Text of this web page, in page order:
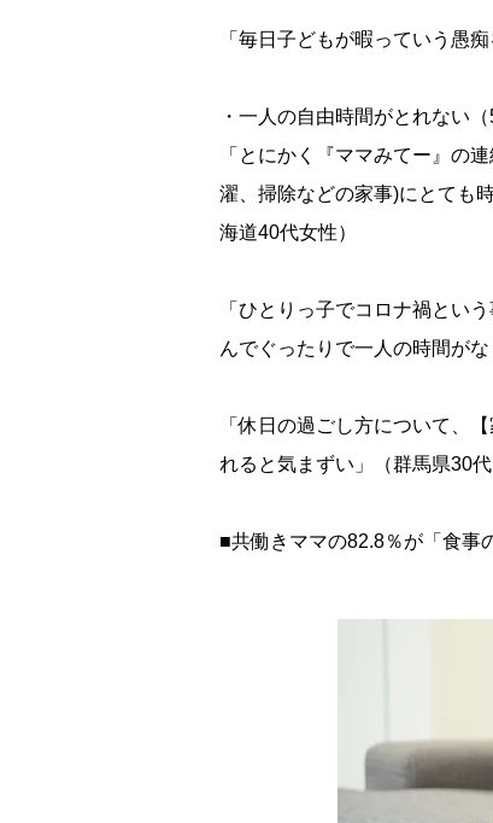
「毎日子どもが暇っていう愚
・一人の自由時間がとれない（
「とにかく『ママみてー』の
濯、掃除などの家事)にとても
海道40代女性）
「ひとりっ子でコロナ禍とい
んでぐったりで一人の時間が
「休日の過ごし方について、
れると気まずい」（群馬県30代
■共働きママの82.8％が「食事